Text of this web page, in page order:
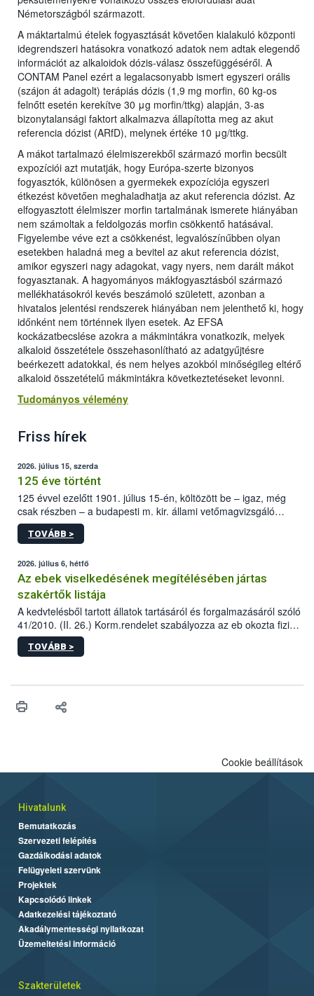
Németországból származott.
A máktartalmú ételek fogyasztását követően kialakuló központi
idegrendszeri hatásokra vonatkozó adatok nem adtak elegendő
információt az alkaloidok dózis-válasz összefüggéséről. A
CONTAM Panel ezért a legalacsonyabb ismert egyszeri orális
(szájon át adagolt) terápiás dózis (1,9 mg morfin, 60 kg-os
felnőtt esetén kerekítve 30 μg morfin/ttkg) alapján, 3-as
bizonytalansági faktort alkalmazva állapította meg az akut
referencia dózist (ARfD), melynek értéke 10 μg/ttkg.
A mákot tartalmazó élelmiszerekből származó morfin becsült
expozíciói azt mutatják, hogy Európa-szerte bizonyos
fogyasztók, különösen a gyermekek expozíciója egyszeri
étkezést követően meghaladhatja az akut referencia dózist. Az
elfogyasztott élelmiszer morfin tartalmának ismerete hiányában
nem számoltak a feldolgozás morfin csökkentő hatásával.
Figyelembe véve ezt a csökkenést, legvalószínűbben olyan
esetekben haladná meg a bevitel az akut referencia dózist,
amikor egyszeri nagy adagokat, vagy nyers, nem darált mákot
fogyasztanak. A hagyományos mákfogyasztásból származó
mellékhatásokról kevés beszámoló született, azonban a
hivatalos jelentési rendszerek hiányában nem jelenthető ki, hogy
időnként nem történnek ilyen esetek. Az EFSA
kockázatbecslése azokra a mákmintákra vonatkozik, melyek
alkaloid összetétele összehasonlítható az adatgyűjtésre
beérkezett adatokkal, és nem helyes azokból minőségileg eltérő
alkaloid összetételű mákmintákra következtetéseket levonni.
Tudományos vélemény
Friss hírek
2026. július 15, szerda
125 éve történt
125 évvel ezelőtt 1901. július 15-én, költözött be – igaz, még
csak részben – a budapesti m. kir. állami vetőmagvizsgáló
állomás a Kis Rókus utca 15. szám alatti, Czigler Győző által
tervezett új épületébe.
TOVÁBB >
2026. július 6, hétfő
Az ebek viselkedésének megítélésében jártas
szakértők listája
A kedvtelésből tartott állatok tartásáról és forgalmazásáról szóló
41/2010. (II. 26.) Korm.rendelet szabályozza az eb okozta fizikai
sérülés, illetve ennek veszélye keletkezésekor felmerülő
hatósági feladatokat, valamint a veszélyes eb tartását és annak
TOVÁBB >
Cookie beállítások
Hivatalunk
Bemutatkozás
Szervezeti felépítés
Gazdálkodási adatok
Felügyeleti szervünk
Projektek
Kapcsolódó linkek
Adatkezelési tájékoztató
Akadálymentességi nyilatkozat
Üzemeltetési információ
Szakterületek